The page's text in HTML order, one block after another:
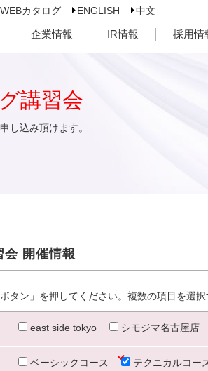
WEBカタログ ENGLISH 中文
企業情報 IR情報 採用情
講習会
し込み頂けます。
会 開催情報
タン」を押してください。複数の項目を選択
east side tokyo シモジマ名古屋店
ベーシックコース テクニカルコー